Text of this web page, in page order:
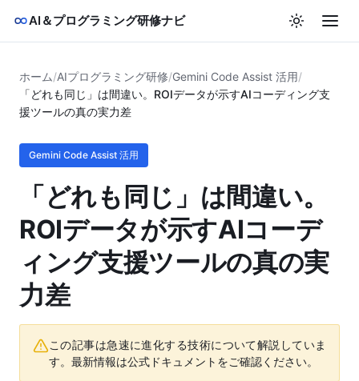
AI＆プログラミング研修ナビ
ホーム/AIプログラミング研修/Gemini Code Assist 活用/
「どれも同じ」は間違い。ROIデータが示すAIコーディング支
援ツールの真の実力差
Gemini Code Assist 活用
「どれも同じ」は間違い。
ROIデータが示すAIコーデ
ィング支援ツールの真の実
力差
この記事は急速に進化する技術について解説していま
す。最新情報は公式ドキュメントをご確認ください。